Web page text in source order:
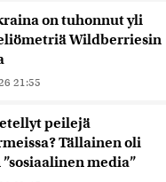
on tuhonnut yli
Wildberriesin
21:55
peilejä
Tällainen oli
media”